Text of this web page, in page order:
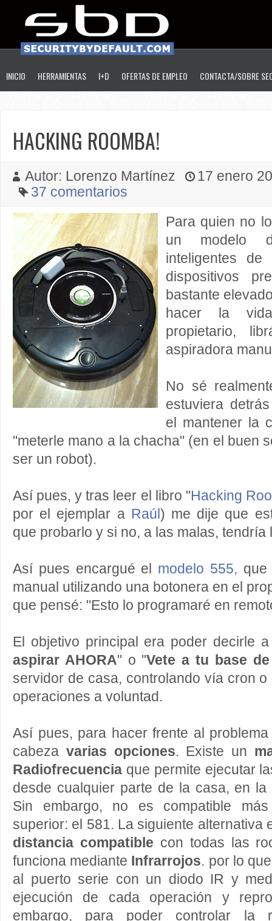
INICIO HERRAMIENTAS I+D OFERTAS DE EMPLEO CONTACTA/SOBRE
HACKING ROOMBA!
Autor: Lorenzo Martínez
17 enero
37 comentarios
Para quien no
un modelo
inteligentes de
dispositivos
bastante
hacer la
propietario,
aspiradora
No sé
estuviera
el mantener la
"meterle mano a la chacha" (en el buen
ser un robot).
Así pues, y tras leer el libro "Hacking
por el ejemplar a Raúl ) me dije que
que probarlo y si no, a las malas, tendría
Así pues encargué el modelo 555, que
manual utilizando una botonera en el
que pensé: "Esto lo programaré en
El objetivo principal era poder decirle
aspirar AHORA" o "Vete a tu base
servidor de casa, controlando vía cron
operaciones a voluntad.
Así pues, para hacer frente al
cabeza varias opciones. Existe un
Radiofrecuencia que permite ejecutar
desde cualquier parte de la casa, en
Sin embargo, no es compatible
superior: el 581. La siguiente alternativa
distancia compatible con todas las
funciona mediante Infrarrojos. por lo
al puerto serie con un diodo IR y
ejecución de cada operación y
embargo, para poder controlar la